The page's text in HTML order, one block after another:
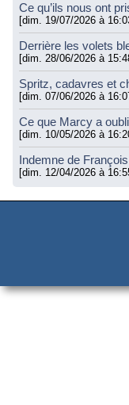
Ce qu’ils nous ont
[dim. 19/07/2026 à
Derrière les volets
[dim. 28/06/2026 à
Spritz, cadavres et
[dim. 07/06/2026 à
Ce que Marcy a
[dim. 10/05/2026 à
Indemne de
[dim. 12/04/2026 à